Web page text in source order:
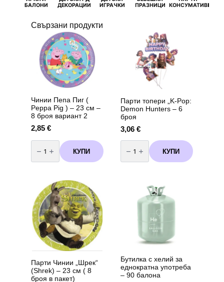
БАЛОНИ
ДЕКОРАЦИИ
ИГРАЧКИ
ПРАЗНИЦИ
КОНСУМАТИВИ
Свързани продукти
Чинии Пепа Пиг (
Peppa Pig ) – 23 см –
8 броя вариант 2
2,85 €
количество
за
Чинии
Пепа
23
см
-
8
броя
вариант
КУПИ
Парти топери „K-Pop:
Demon Hunters – 6
броя
3,06 €
количество
за
Парти
топери
Hunters
КУПИ
Парти Чинии „Шрек“
(Shrek) – 23 см ( 8
броя в пакет)
Бутилка с хелий за
еднократна употреба
– 90 балона